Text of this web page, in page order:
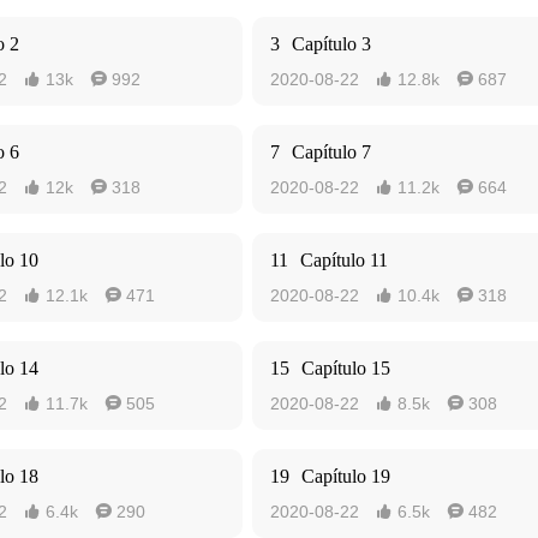
2
 13k  992
3 Capítulo 3
2020-08-22  12.8k  687
6
 12k  318
7 Capítulo 7
2020-08-22  11.2k  664
10
 12.1k  471
11 Capítulo 11
2020-08-22  10.4k  318
14
 11.7k  505
15 Capítulo 15
2020-08-22  8.5k  308
18
 6.4k  290
19 Capítulo 19
2020-08-22  6.5k  482